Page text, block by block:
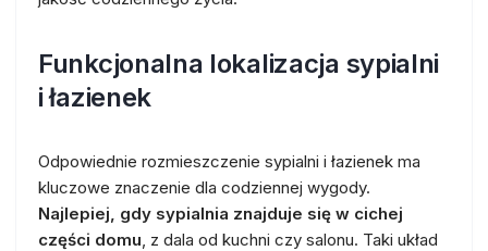
Funkcjonalna lokalizacja sypialni
i łazienek
Odpowiednie rozmieszczenie sypialni i łazienek ma
kluczowe znaczenie dla codziennej wygody.
Najlepiej, gdy sypialnia znajduje się w cichej
części domu, z dala od kuchni czy salonu. Taki układ